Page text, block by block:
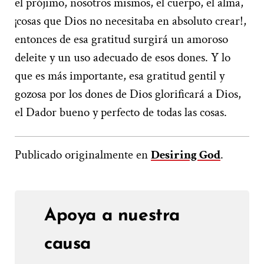
¡cosas que Dios no necesitaba en absoluto crear!,
entonces de esa gratitud surgirá un amoroso
deleite y un uso adecuado de esos dones. Y lo
que es más importante, esa gratitud gentil y
gozosa por los dones de Dios glorificará a Dios,
el Dador bueno y perfecto de todas las cosas.
Publicado originalmente enDesiring God.
Apoya a nuestra
causa